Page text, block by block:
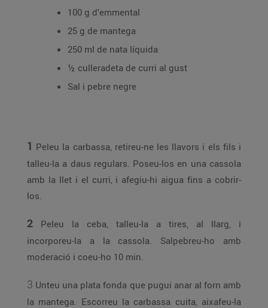
100 g d’emmental
25 g de mantega
250 ml de nata líquida
½ culleradeta de curri al gust
Sal i pebre negre
1 Peleu la carbassa, retireu-ne les llavors i els fils i
talleu-la a daus regulars. Poseu-los en una cassola
amb la llet i el curri, i afegiu-hi aigua fins a cobrir-
los.
2 Peleu la ceba, talleu-la a tires, al llarg, i
incorporeu-la a la cassola. Salpebreu-ho amb
moderació i coeu-ho 10 min.
3 Unteu una plata fonda que pugui anar al forn amb
la mantega. Escorreu la carbassa cuita, aixafeu-la